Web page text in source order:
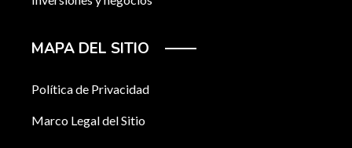
MAPA DEL SITIO
Política de Privacidad
Marco Legal del Sitio